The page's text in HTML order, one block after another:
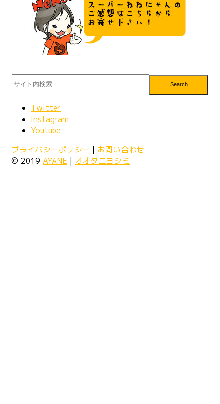
Search
Twitter
Instagram
Youtube
プライバシーポリシー | お問い合わせ
© 2019 AYANE | オオタニヨシミ